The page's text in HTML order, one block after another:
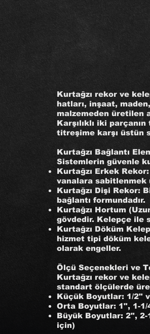
Kurtağzı rekor ve
hatları, inşaat,
malzemeden üretilen
Karşılıklı iki
titreşime karşı üstün
Kurtağzı Bağlantı
Sistemlerin güvenle
Kurtağzı Erkek
vanalara sabitlenmek
Kurtağzı Dişi Rekor:
bağlantı formundadır.
Kurtağzı Hortum
gövdedir. Kelepçe ile
Kurtağzı Döküm
hizmet tipi döküm
olarak engeller.
Ölçü Seçenekleri ve
Kurtağzı rekor ve
standart ölçülerde
Küçük Boyutlar: 1/2"
Orta Boyutlar: 1", 1-
Büyük Boyutlar: 2", 2-
için)